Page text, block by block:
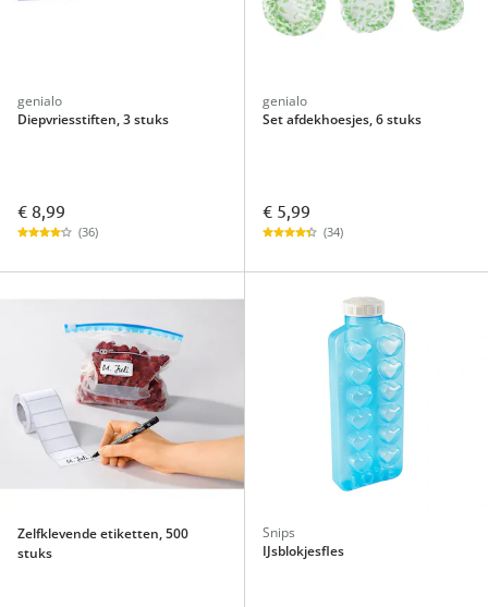
genialo
Diepvriesstiften, 3 stuks
€ 8,99
(36)
genialo
Set afdekhoesjes, 6 stuks
€ 5,99
(34)
Zelfklevende etiketten, 500
stuks
Snips
IJsblokjesfles